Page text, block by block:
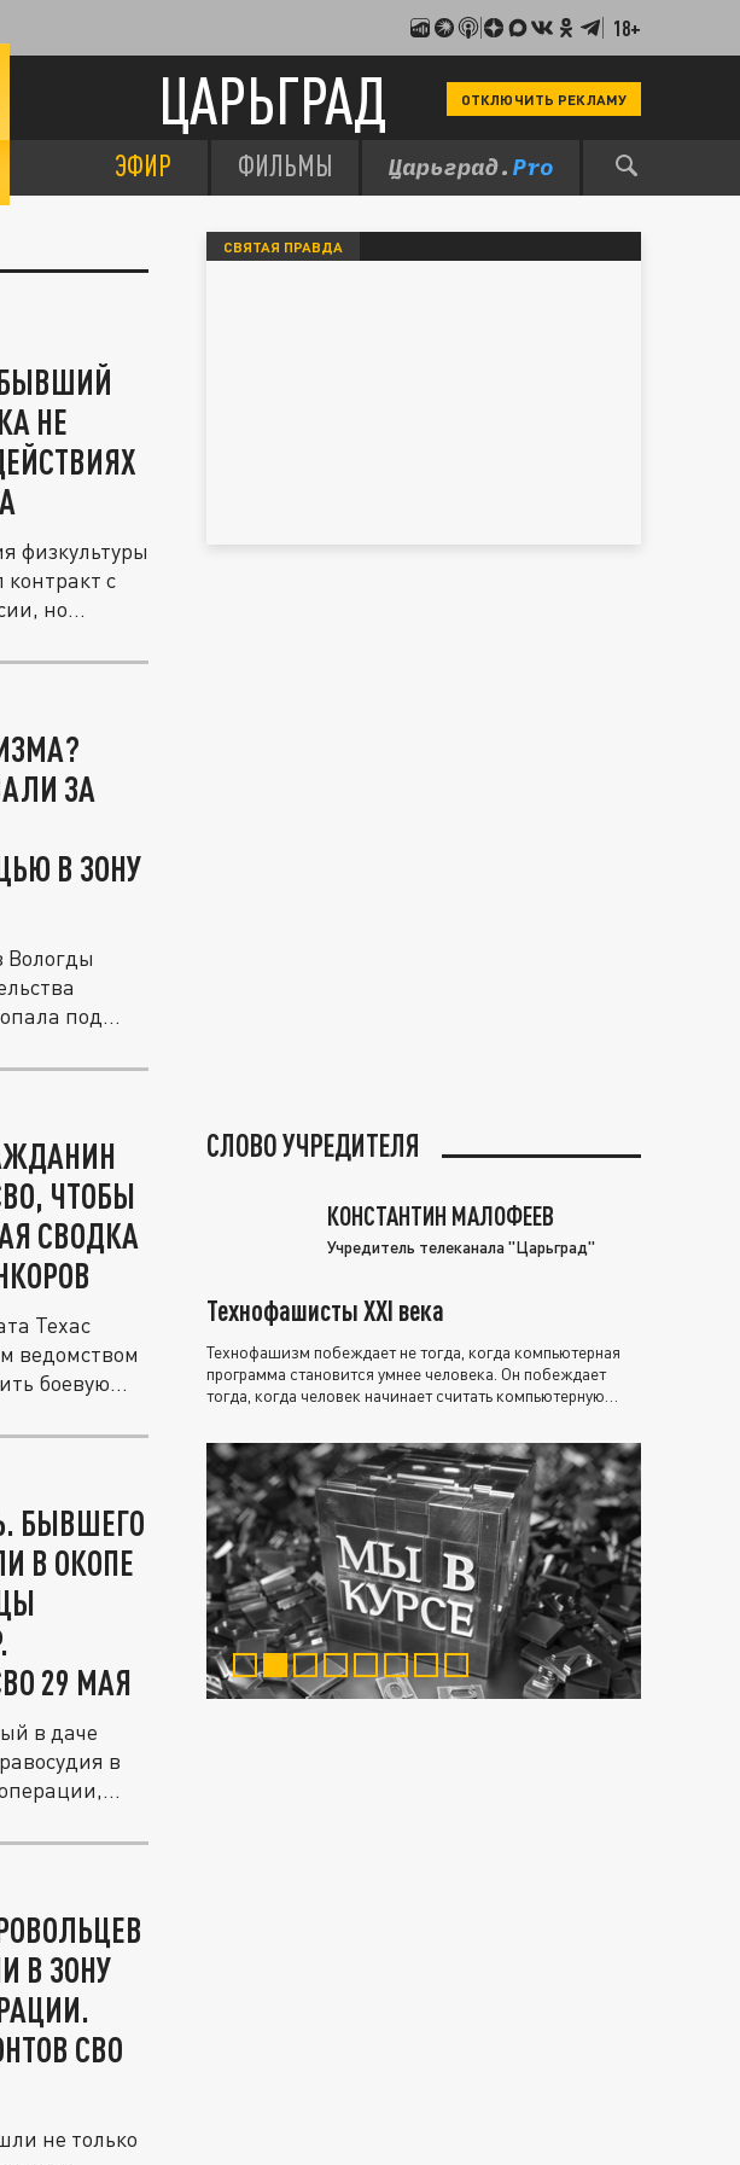
18+
ЦАРЬГРАД ОТКЛЮЧИТЬ РЕКЛАМУ
ЭФИР ФИЛЬМЫ
НЕ
физкультуры
с
но...
ЗА
В ЗОНУ
Вологды
под...
ЧТОБЫ
СВОДКА
Техас
ведомством
боевую...
БЫВШЕГО
В ОКОПЕ
29 МАЯ
в даче
в
В ЗОНУ
СВО
не только
СВЯТАЯ ПРАВДА
СЛОВО УЧРЕДИТЕЛЯ
КОНСТАНТИН МАЛОФЕЕВ
Учредитель телеканала "Царьград"
Технофашисты XXI века
Технофашизм побеждает не тогда, когда компьютерная
программа становится умнее человека. Он побеждает
тогда, когда человек начинает считать компьютерную